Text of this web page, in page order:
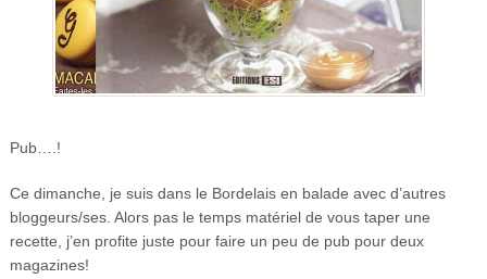
Pub….!
Ce dimanche, je suis dans le Bordelais en balade avec d’autres
bloggeurs/ses. Alors pas le temps matériel de vous taper une
recette, j’en profite juste pour faire un peu de pub pour deux
magazines!